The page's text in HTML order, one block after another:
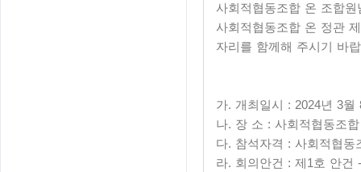
사회적협동조합 온 조합원
사회적협동조합 온 정관
자리를 함께해 주시기 바
가. 개최일시 : 2024년 3월
나. 장 소 : 사회적협동조
다. 참석자격 : 사회적협동
라. 회의안건 : 제1호 안건